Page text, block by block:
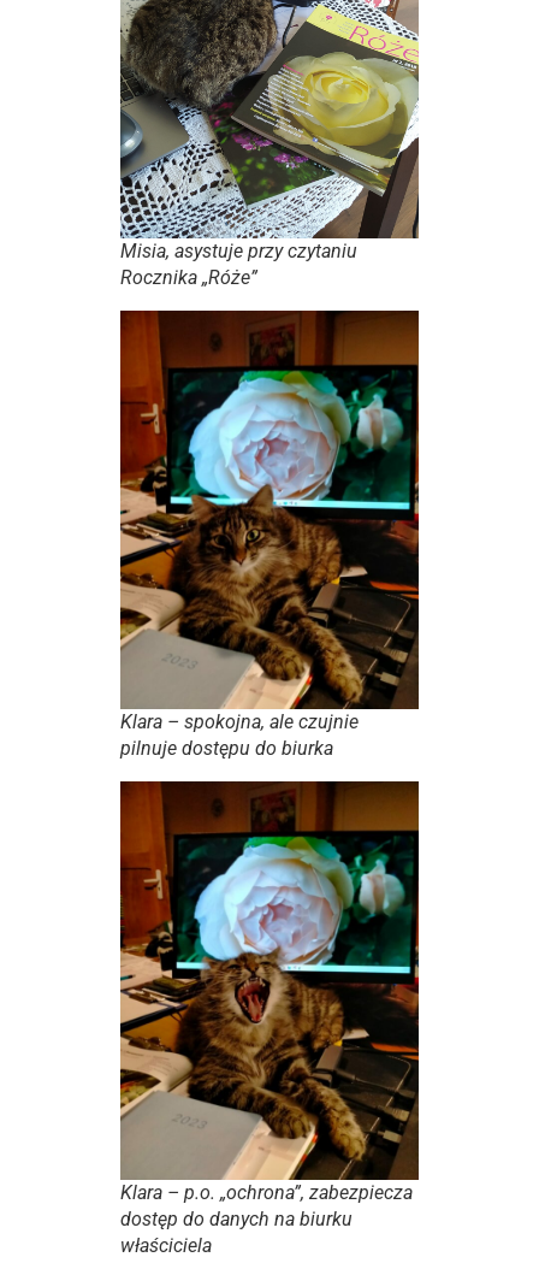
Misia, asystuje przy czytaniu
Rocznika „Róże”
Klara – spokojna, ale czujnie
pilnuje dostępu do biurka
Klara – p.o. „ochrona”, zabezpiecza
dostęp do danych na biurku
właściciela